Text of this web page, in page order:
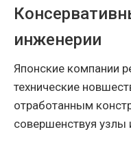
инженерии
Японские компании
технические
отработанным
совершенствуя узлы